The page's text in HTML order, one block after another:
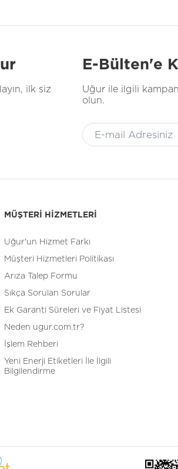
ilk siz
E-Bülten'e
Uğur ile ilgili
olun.
MÜŞTERİ HİZMETLERİ
Uğur'un Hizmet Farkı
Müşteri Hizmetleri Politikası
Arıza Talep Formu
Sıkça Sorulan Sorular
Ek Garanti Süreleri ve Fiyat Listesi
Neden ugur.com.tr?
İşlem Rehberi
Yeni Enerji Etiketleri İle İlgili
Bilgilendirme